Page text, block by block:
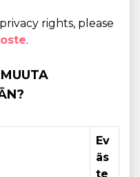
rights, please
.
Ev
äs
te